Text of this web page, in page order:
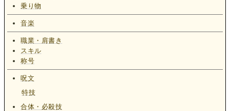
乗り物
音楽
職業・肩書き
スキル
称号
呪文
特技
合体・必殺技